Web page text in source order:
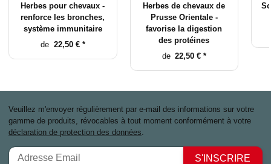
Herbes pour chevaux -
renforce les bronches,
système immunitaire
de 22,50 € *
Herbes de chevaux de
Prusse Orientale -
favorise la digestion
des protéines
de 22,50 € *
Veuillez m'envoyer régulièrement par e-mail des informations sur votre
gamme de produits, révocables à tout moment conformément à votre
déclaration de protection des données
S'INSCRIRE